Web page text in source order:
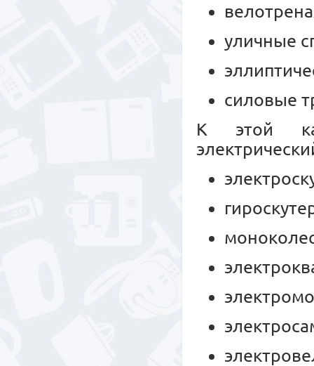
уличные
силовые
К этой